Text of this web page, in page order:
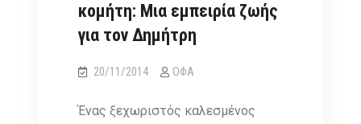
κομήτη: Μια εμπειρία ζωής
για τον Δημήτρη
20/11/2014 ΟΦΑ
Ένας ξεχωριστός καλεσμένος